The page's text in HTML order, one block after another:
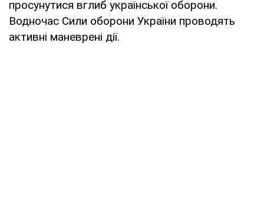
просунутися вглиб української оборони.
Водночас Сили оборони України проводять
активні маневрені дії.